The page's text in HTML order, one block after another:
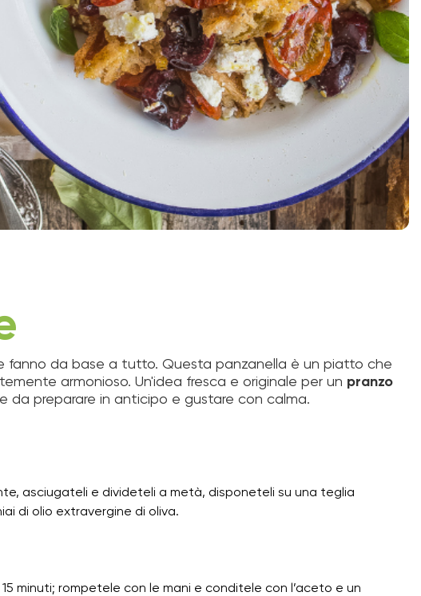
fanno da base a tutto. Questa panzanella è un piatto che
armonioso. Un'idea fresca e originale per un pranzo
preparare in anticipo e gustare con calma.
asciugateli e divideteli a metà, disponeteli su una teglia
di olio extravergine di oliva.
minuti; rompetele con le mani e conditele con l’aceto e un